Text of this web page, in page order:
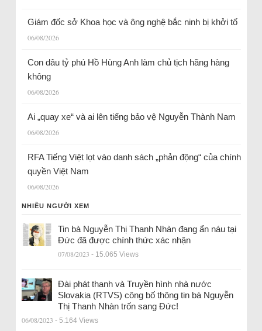
Giám đốc sở Khoa học và ông nghệ bắc ninh bị khởi tố
06/08/2026
Con dâu tỷ phú Hồ Hùng Anh làm chủ tịch hãng hàng
không
06/08/2026
Ai „quay xe“ và ai lên tiếng bảo vệ Nguyễn Thành Nam
06/08/2026
RFA Tiếng Việt lọt vào danh sách „phản động“ của chính
quyền Việt Nam
06/08/2026
NHIỀU NGƯỜI XEM
Tin bà Nguyễn Thị Thanh Nhàn đang ẩn náu tại
Đức đã được chính thức xác nhận
07/08/2023 - 15.065 Views
Đài phát thanh và Truyền hình nhà nước
Slovakia (RTVS) công bố thông tin bà Nguyễn
Thị Thanh Nhàn trốn sang Đức!
06/08/2023 - 5.164 Views